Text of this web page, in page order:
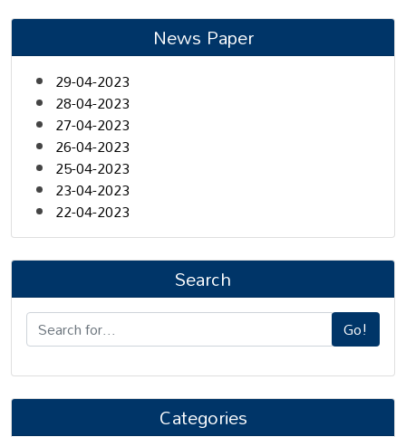
News Paper
29-04-2023
28-04-2023
27-04-2023
26-04-2023
25-04-2023
23-04-2023
22-04-2023
Search
Go!
Categories